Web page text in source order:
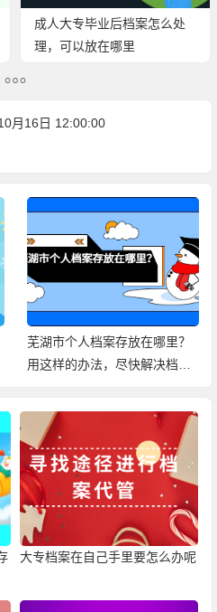
成人大专毕业后档案怎么处
理，可以放在哪里
月16日 12:00:00
芜湖市个人档案存放在哪里？
用这样的办法，尽快解决档案
大专档案在自己手里要怎么办呢